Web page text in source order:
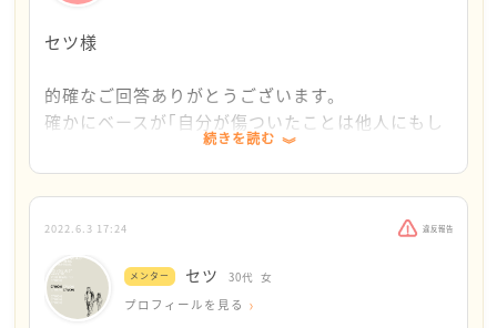
ように、相手が何を思ってるのか、本来はわからない
ものです。それを「否定してる」「こう感じた」と思
うのは、勝手に相手の思いを邪推してるのです。「姿
勢が悪い」も「姿勢が良くなれば最高！」だったのか
も
特に文字の場合にありがちですが、相手の言葉足らず
なことはかなり多いと思います（自分にもブーメラ
ン）。
相手が本当は「なるほど。それは確かにいいですね。
セツ様
的確なご回答ありがとうございます。
確かにベースが｢自分が傷ついたことは他人にもし
ない｣と思っているので、勝手に他人に対してもハ
ードル(期待)を上げてしまっている節があるかもで
す。
私が｢なんでこの人こんな言い方をしてくるのだろ
う｣と思っていてもプラスの言葉をかけられると
｢あ、嫌いな訳では無いんだな｣と判断してしまう
ところもあります。
続きを読む
2022.6.3 17:24 違反報告
メンター セツ 30代 女
プロフィールを見る